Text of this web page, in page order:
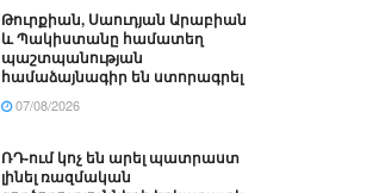
Թուրքիան, Սաուդյան Արաբիան
և Պակիստանը համատեղ
պաշտպանության
համաձայնագիր են ստորագրել
07/08/2026
ՌԴ-ում կոչ են արել պատրաստ
լինել ռազմական